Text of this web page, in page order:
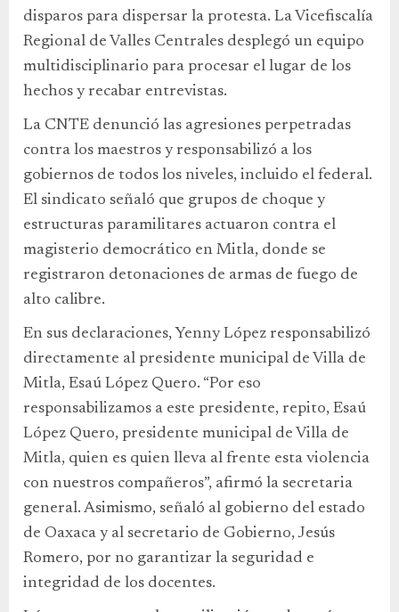
disparos para dispersar la protesta. La Vicefiscalía
Regional de Valles Centrales desplegó un equipo
multidisciplinario para procesar el lugar de los
hechos y recabar entrevistas.
La CNTE denunció las agresiones perpetradas
contra los maestros y responsabilizó a los
gobiernos de todos los niveles, incluido el federal.
El sindicato señaló que grupos de choque y
estructuras paramilitares actuaron contra el
magisterio democrático en Mitla, donde se
registraron detonaciones de armas de fuego de
alto calibre.
En sus declaraciones, Yenny López responsabilizó
directamente al presidente municipal de Villa de
Mitla, Esaú López Quero. “Por eso
responsabilizamos a este presidente, repito, Esaú
López Quero, presidente municipal de Villa de
Mitla, quien es quien lleva al frente esta violencia
con nuestros compañeros”, afirmó la secretaria
general. Asimismo, señaló al gobierno del estado
de Oaxaca y al secretario de Gobierno, Jesús
Romero, por no garantizar la seguridad e
integridad de los docentes.